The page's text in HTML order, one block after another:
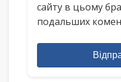
сайту в цьому
подальших